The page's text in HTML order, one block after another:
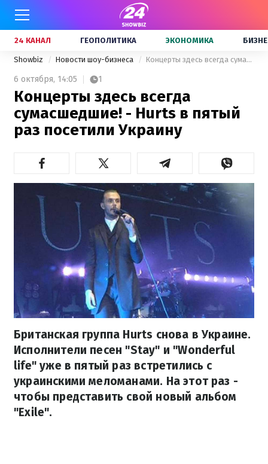
24 КАНАЛ ГЕОПОЛИТИКА ЭКОНОМИКА
Showbiz Новости шоу-бизнеса Концерты здесь всегда сумасшедшие! - Hurts в пятый раз посетили Украину
6 октября, 14:05 1
Концерты здесь всегда
сумасшедшие! - Hurts в пятый
раз посетили Украину
Британская группа Hurts снова в Украине.
Исполнители песен "​​Stay" и "Wonderful
life" уже в пятый раз встретились с
украинскими меломанами. На этот раз -
чтобы представить свой ​​новый альбом
"Exile".